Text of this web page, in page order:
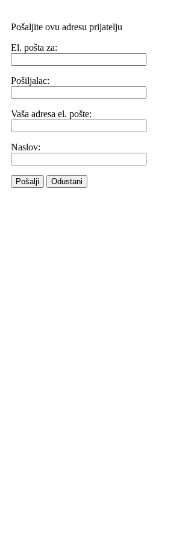
Pošaljite ovu adresu prijatelju
El. pošta za:
Pošiljalac:
Vaša adresa el. pošte:
Naslov:
Pošalji Odustani